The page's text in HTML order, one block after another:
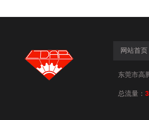
网站首页
东莞市高
总流量：